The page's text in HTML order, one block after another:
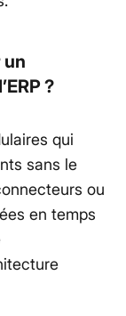
un
?
qui
sans le
ou
en temps